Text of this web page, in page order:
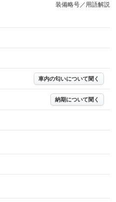
装備略号／用語解説
車内の匂いについて聞く
納期について聞く